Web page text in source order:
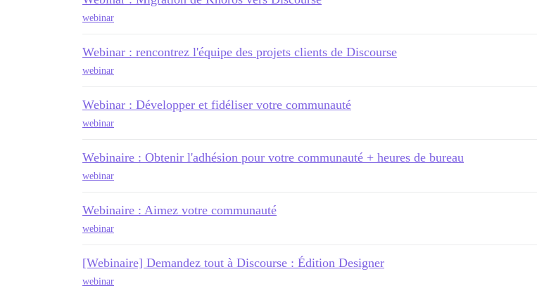
webinar
Webinar : rencontrez l'équipe des projets clients de Discourse
webinar
Webinar : Développer et fidéliser votre communauté
webinar
Webinaire : Obtenir l'adhésion pour votre communauté + heures de bureau
webinar
Webinaire : Aimez votre communauté
webinar
[Webinaire] Demandez tout à Discourse : Édition Designer
webinar